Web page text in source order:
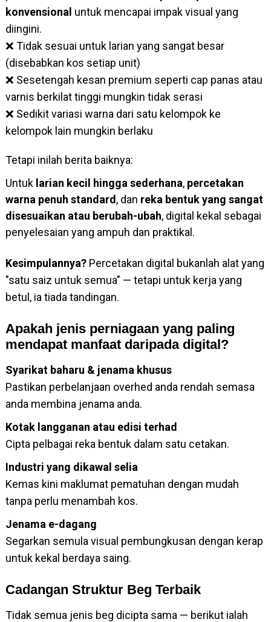
konvensional untuk mencapai impak visual yang
diingini.
❌ Tidak sesuai untuk larian yang sangat besar
(disebabkan kos setiap unit)
❌ Sesetengah kesan premium seperti cap panas atau
varnis berkilat tinggi mungkin tidak serasi
❌ Sedikit variasi warna dari satu kelompok ke
kelompok lain mungkin berlaku
Tetapi inilah berita baiknya:
Untuk larian kecil hingga sederhana, percetakan
warna penuh standard , dan reka bentuk yang sangat
disesuaikan atau berubah-ubah, digital kekal sebagai
penyelesaian yang ampuh dan praktikal.
Kesimpulannya?Percetakan digital bukanlah alat yang
"satu saiz untuk semua" — tetapi untuk kerja yang
betul, ia tiada tandingan.
Apakah jenis perniagaan yang paling
mendapat manfaat daripada digital?
Syarikat baharu & jenama khusus
Pastikan perbelanjaan overhed anda rendah semasa
anda membina jenama anda.
Kotak langganan atau edisi terhad
Cipta pelbagai reka bentuk dalam satu cetakan.
Industri yang dikawal selia
Kemas kini maklumat pematuhan dengan mudah
tanpa perlu menambah kos.
Jenama e-dagang
Segarkan semula visual pembungkusan dengan kerap
untuk kekal berdaya saing.
Cadangan Struktur Beg Terbaik
Tidak semua jenis beg dicipta sama — berikut ialah